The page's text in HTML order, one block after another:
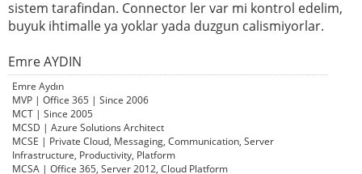
sistem tarafindan. Connector ler var mi kontrol edelim,
buyuk ihtimalle ya yoklar yada duzgun calismiyorlar.
Emre AYDIN
Emre Aydın
MVP | Office 365 | Since 2006
MCT | Since 2005
MCSD | Azure Solutions Architect
MCSE | Private Cloud, Messaging, Communication, Server
Infrastructure, Productivity, Platform
MCSA | Office 365, Server 2012, Cloud Platform